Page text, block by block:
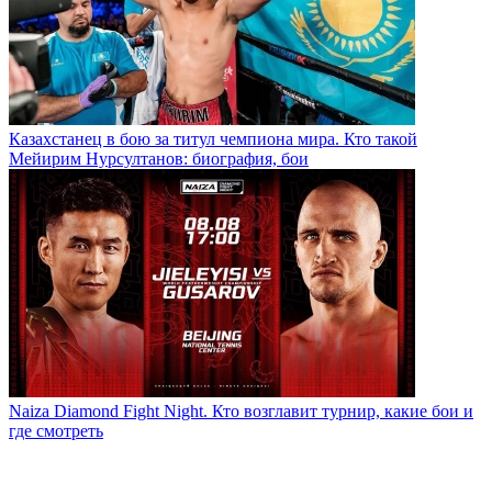
Казахстанец в бою за титул чемпиона мира. Кто такой
Мейирим Нурсултанов: биография, бои
Naiza Diamond Fight Night. Кто возглавит турнир, какие бои и
где смотреть